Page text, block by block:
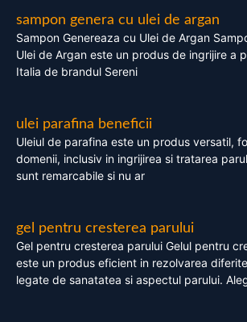
sampon genera cu ulei de argan
Sampon Genereaza cu Ulei de Argan
Ulei de Argan este un produs de ingrijire a
Italia de brandul Sereni
ulei parafina beneficii
Uleiul de parafina este un produs versatil,
domenii, inclusiv in ingrijirea si tratarea
sunt remarcabile si nu ar
gel pentru cresterea parului
Gel pentru cresterea parului Gelul pentru
este un produs eficient in rezolvarea
legate de sanatatea si aspectul parului.